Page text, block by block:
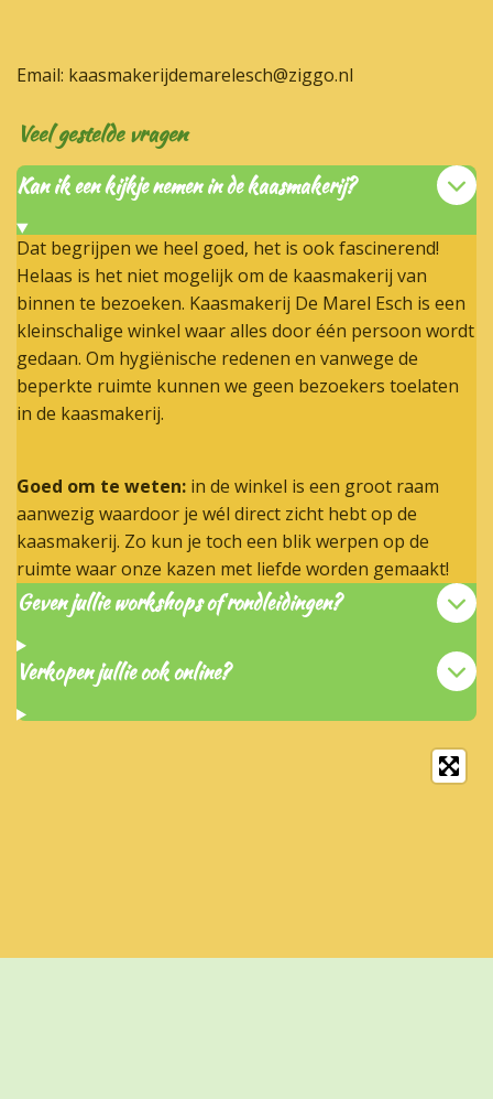
Email: kaasmakerijdemarelesch@ziggo.nl
Veel gestelde vragen
Kan ik een kijkje nemen in de kaasmakerij?
Dat begrijpen we heel goed, het is ook fascinerend!
Helaas is het niet mogelijk om de kaasmakerij van
binnen te bezoeken. Kaasmakerij De Marel Esch is een
kleinschalige winkel waar alles door één persoon wordt
gedaan. Om hygiënische redenen en vanwege de
beperkte ruimte kunnen we geen bezoekers toelaten
in de kaasmakerij.
Goed om te weten: in de winkel is een groot raam
aanwezig waardoor je wél direct zicht hebt op de
kaasmakerij. Zo kun je toch een blik werpen op de
ruimte waar onze kazen met liefde worden gemaakt!
Geven jullie workshops of rondleidingen?
Verkopen jullie ook online?